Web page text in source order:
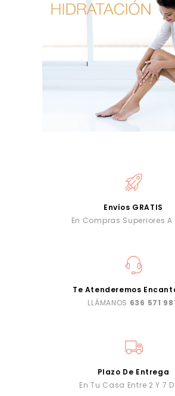
Envíos GRATIS
En Compras Superiores
Te Atenderemos
LLÁMANOS 636 571
Plazo De Entrega
En Tu Casa Entre 2 Y 7